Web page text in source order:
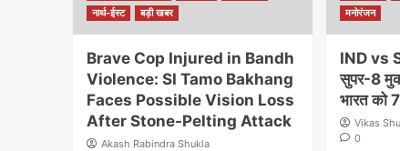
नार्थ-ईस्ट
बड़ी खबर
Brave Cop Injured in Bandh
Violence: SI Tamo Bakhang
Faces Possible Vision Loss
After Stone-Pelting Attack
Akash Rabindra Shukla
मनोरंजन
IND vs
सुपर-8
भारत को
Vikas
0